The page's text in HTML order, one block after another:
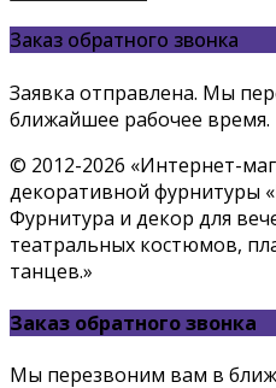
Заказ обратного звонка
Заявка отправлена. Мы
ближайшее рабочее время.
© 2012-2026 «Интернет-
декоративной фурнитуры
Фурнитура и декор для
театральных костюмов,
танцев.»
Заказ обратного звонка
Мы перезвоним вам в